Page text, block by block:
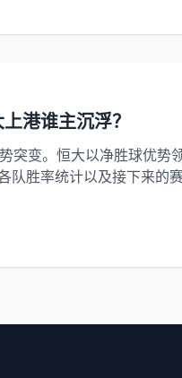
港谁主沉浮？
突变。恒大以净胜球优势
队胜率统计以及接下来的